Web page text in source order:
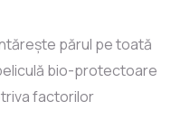
părul pe toată
bio-protectoare
factorilor